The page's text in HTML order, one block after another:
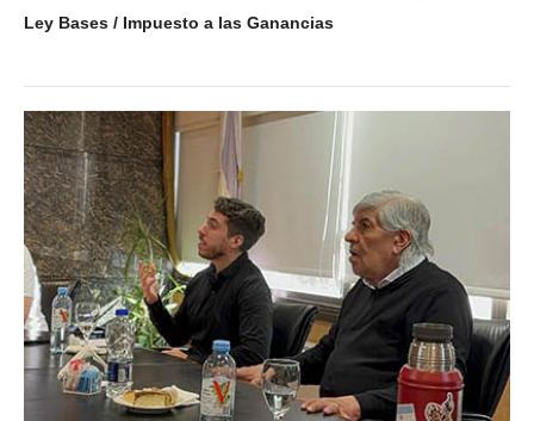
Contacto
Contáctenos
Contacto secretarías
Contacto sindicatos
Ley Bases / Impuesto a las Ganancias